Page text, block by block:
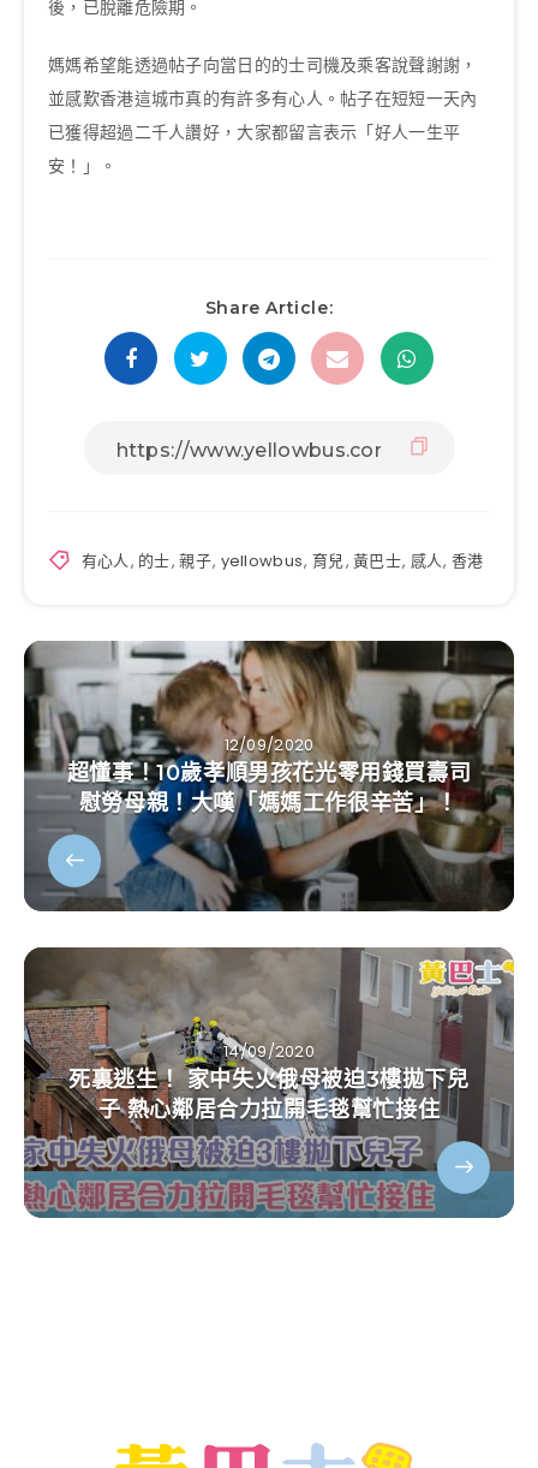
後，已脫離危險期。
媽媽希望能透過帖子向當日的的士司機及乘客說聲謝謝，
並感歎香港這城市真的有許多有心人。帖子在短短一天內
已獲得超過二千人讚好，大家都留言表示「好人一生平
安！」。
Share Article:
有心人, 的士,親子, yellowbus, 育兒,黃巴士, 感人, 香港
12/09/2020
超懂事！10歲孝順男孩花光零用錢買壽司
慰勞母親！大嘆「媽媽工作很辛苦」！
14/09/2020
死裏逃生！ 家中失火俄母被迫3樓拋下兒
子 熱心鄰居合力拉開毛毯幫忙接住